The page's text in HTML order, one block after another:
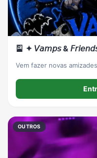
🎴 ✦ 𝘝𝘢𝘮𝘱𝘴 &
Vem fazer novas amizades
OUTROS